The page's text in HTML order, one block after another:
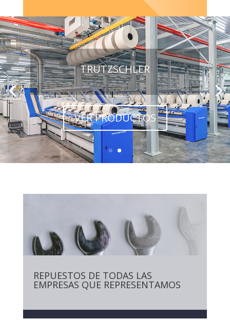
TRUTZSCHLER
VER PRODUCTOS
REPUESTOS DE TODAS LAS
EMPRESAS QUE REPRESENTAMOS